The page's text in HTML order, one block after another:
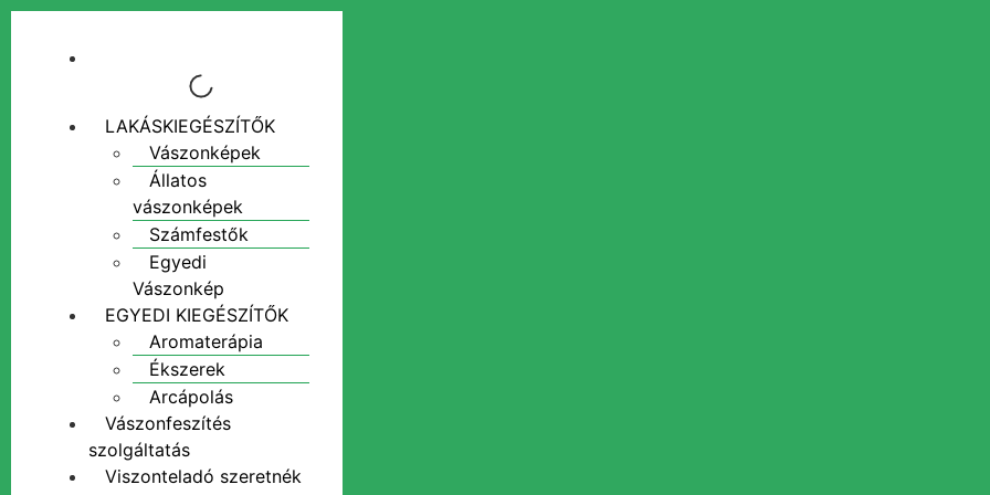
LAKÁSKIEGÉSZÍTŐK
Vászonképek
Állatos
vászonképek
Számfestők
Egyedi
Vászonkép
EGYEDI KIEGÉSZÍTŐK
Aromaterápia
Ékszerek
Arcápolás
Vászonfeszítés
szolgáltatás
Viszonteladó szeretnék